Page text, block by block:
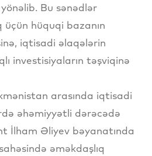
Bu sənədlər
üçün hüquqi bazanın
iqtisadi əlaqələrin
investisiyaların təşviqinə
arasında iqtisadi
əhəmiyyətli dərəcədə
İlham Əliyev bəyanatında
əməkdaşlıq